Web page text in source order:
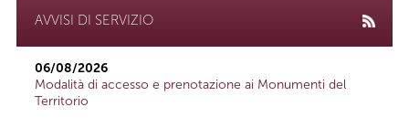
AVVISI DI SERVIZIO
06/08/2026
Modalità di accesso e prenotazione ai Monumenti del
Territorio